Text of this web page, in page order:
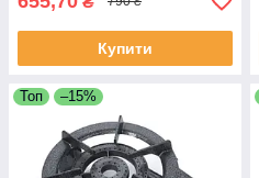
Купити
Топ –15%